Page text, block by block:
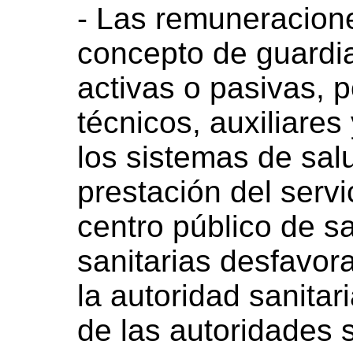
- Las
concepto de
activas o pasivas,
técnicos,
los sistemas de
prestación del
centro público de
sanitarias
la autoridad
de las autoridades